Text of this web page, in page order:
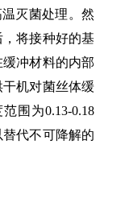
灭菌处理。然
将接种好的基
冲材料的内部
机对菌丝体缓
围为0.13-0.18
替代不可降解的